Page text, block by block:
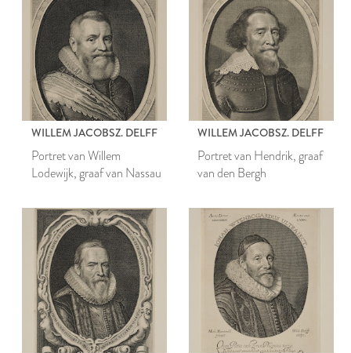
WILLEM JACOBSZ. DELFF
Portret van Willem
Lodewijk, graaf van Nassau
WILLEM JACOBSZ. DELFF
Portret van Hendrik, graaf
van den Bergh